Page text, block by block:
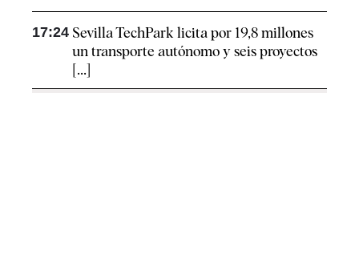
17:24 Sevilla TechPark licita por 19,8 millones
un transporte autónomo y seis proyectos
[...]